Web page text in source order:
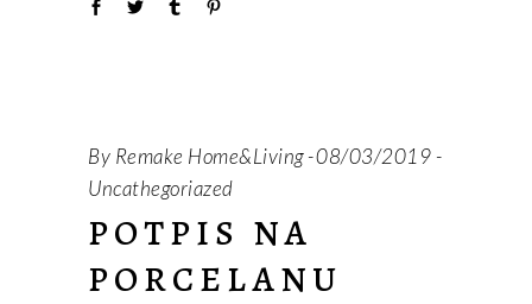
By Remake Home&Living 08/03/2019
Uncathegoriazed
POTPIS NA
PORCELANU